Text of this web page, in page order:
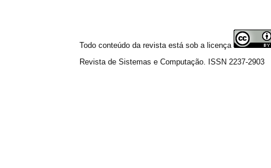
Todo conteúdo da revista está sob a licença
Revista de Sistemas e Computação. ISSN 2237-2903